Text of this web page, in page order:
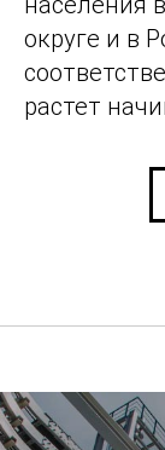
округе и в
растет